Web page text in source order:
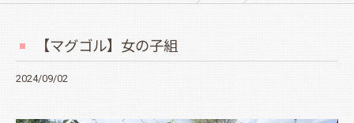
【マグゴル】女の子組
2024/09/02